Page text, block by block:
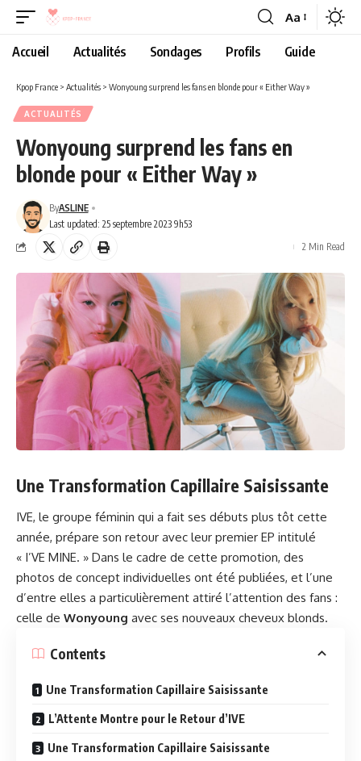
Aa
Accueil Actualités Sondages Profils Guide
Kpop France > Actualités > Wonyoung surprend les fans en blonde pour « Either Way »
ACTUALITÉS
Wonyoung surprend les fans en
blonde pour « Either Way »
Last updated: 25 septembre 2023 9h53
ByASLINE
2 Min Read
Une Transformation Capillaire Saisissante
IVE, le groupe féminin qui a fait ses débuts plus tôt cette
année, prépare son retour avec leur premier EP intitulé
« I’VE MINE. » Dans le cadre de cette promotion, des
photos de concept individuelles ont été publiées, et l’une
d’entre elles a particulièrement attiré l’attention des fans :
celle de Wonyoung avec ses nouveaux cheveux blonds.
Contents
Une Transformation Capillaire Saisissante
L’Attente Montre pour le Retour d’IVE
Une Transformation Capillaire Saisissante